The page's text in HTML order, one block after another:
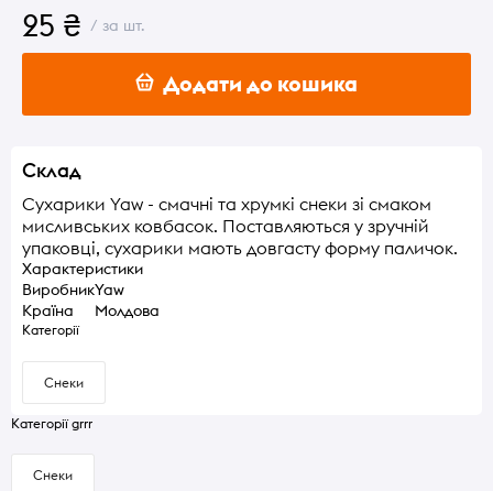
25 ₴ / за шт.
Додати до кошика
Склад
Сухарики Yaw - смачні та хрумкі снеки зі смаком
мисливських ковбасок. Поставляються у зручній
упаковці, сухарики мають довгасту форму паличок.
Характеристики
ВиробникYaw
Країна
Молдова
Категорії
Снеки
Категорії grrr
Снеки